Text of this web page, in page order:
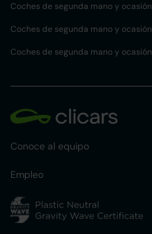
Coches de segunda mano y ocasión
Coches de segunda mano y ocasión
Coches de segunda mano y ocasión
Conoce al equipo
Empleo